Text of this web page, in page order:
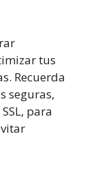
tus
Recuerda
seguras,
para